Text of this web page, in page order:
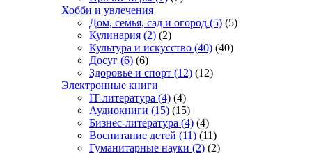
Хобби и увлечения
Дом, семья, сад и огород (5) (5)
Кулинария (2) (2)
Культура и искусство (40) (40)
Досуг (6) (6)
Здоровье и спорт (12) (12)
Электронные книги
IT-литература (4) (4)
Аудиокниги (15) (15)
Бизнес-литература (4) (4)
Воспитание детей (11) (11)
Гуманитарные науки (2) (2)